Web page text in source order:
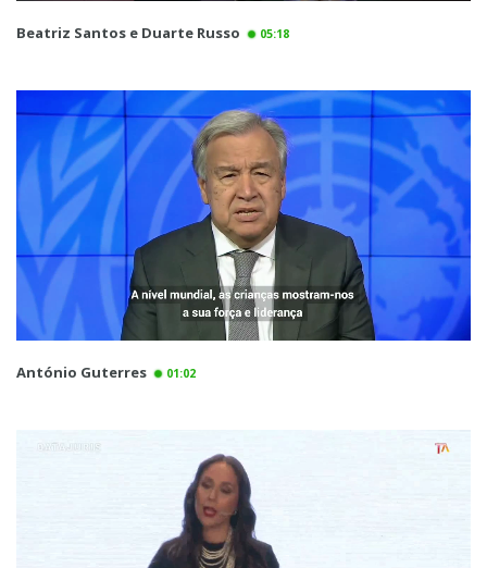
Beatriz Santos e Duarte Russo 05:18
António Guterres 01:02